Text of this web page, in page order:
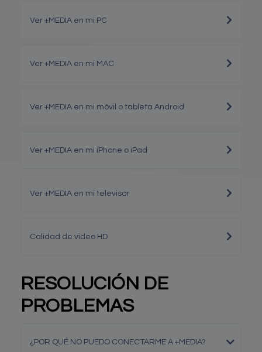
Ver +MEDIA en mi PC
Ver +MEDIA en mi MAC
Ver +MEDIA en mi móvil o tableta Android
Ver +MEDIA en mi iPhone o iPad
Ver +MEDIA en mi televisor
Calidad de video HD
RESOLUCIÓN DE
PROBLEMAS
¿POR QUÉ NO PUEDO CONECTARME A +MEDIA?